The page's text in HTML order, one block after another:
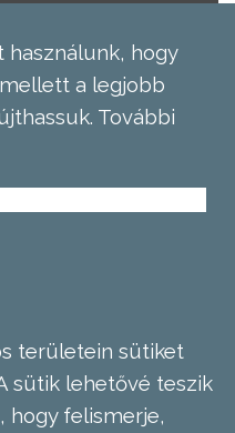
használunk, hogy
a legjobb
További
területein sütiket
sütik lehetővé teszik
hogy felismerje,